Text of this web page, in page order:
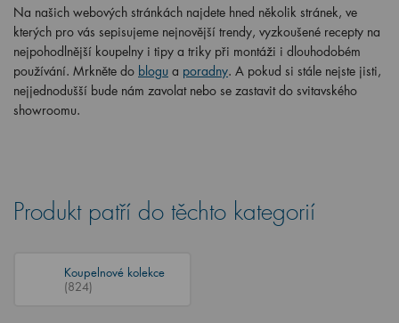
Na našich webových stránkách najdete hned několik stránek, ve
kterých pro vás sepisujeme nejnovější trendy, vyzkoušené recepty na
nejpohodlnější koupelny i tipy a triky při montáži i dlouhodobém
používání. Mrkněte do blogu a poradny. A pokud si stále nejste jisti,
nejjednodušší bude nám zavolat nebo se zastavit do svitavského
showroomu.
Produkt patří do těchto kategorií
Koupelnové kolekce
(824)